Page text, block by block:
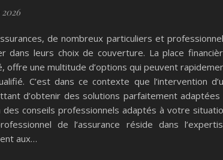
de nombreux particuliers et
leurs choix de couverture. La place
offre une multitude d’options qui peuvent
C’est dans ce contexte que l’intervention
d’obtenir des solutions parfaitement adaptées
conseils professionnels adaptés à votre
de l’assurance réside dans
aux…